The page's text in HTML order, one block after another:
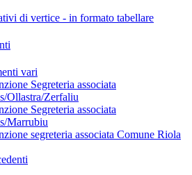
di vertice - in formato tabellare
vari
Segreteria associata
Ollastra/Zerfaliu
Segreteria associata
Marrubiu
segreteria associata Comune Riola